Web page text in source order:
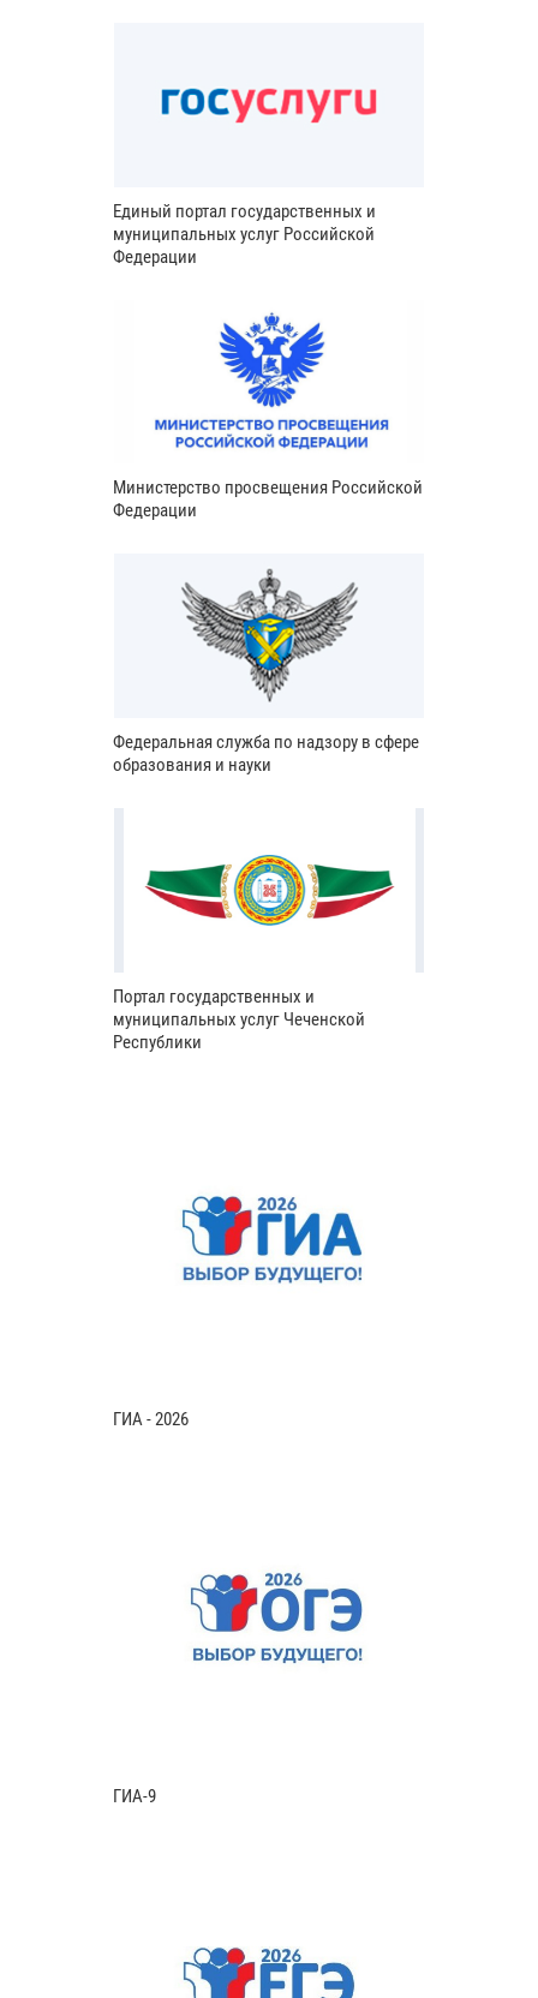
Единый портал государственных и
муниципальных услуг Российской
Федерации
Министерство просвещения Российской
Федерации
Федеральная служба по надзору в сфере
образования и науки
Портал государственных и
муниципальных услуг Чеченской
Республики
ГИА - 2026
ГИА-9